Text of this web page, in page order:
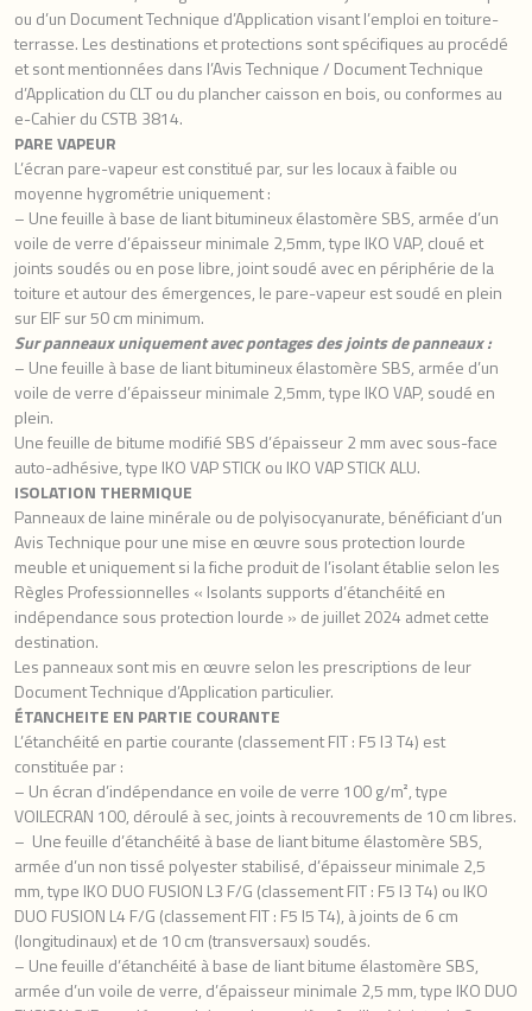
ou d’un Document Technique d’Application visant l’emploi en toiture-
terrasse. Les destinations et protections sont spécifiques au procédé
et sont mentionnées dans l’Avis Technique / Document Technique
d’Application du CLT ou du plancher caisson en bois, ou conformes au
e-Cahier du CSTB 3814.
PARE VAPEUR
L’écran pare-vapeur est constitué par, sur les locaux à faible ou
moyenne hygrométrie uniquement :
– Une feuille à base de liant bitumineux élastomère SBS, armée d’un
voile de verre d’épaisseur minimale 2,5mm, type IKO VAP, cloué et
joints soudés ou en pose libre, joint soudé avec en périphérie de la
toiture et autour des émergences, le pare-vapeur est soudé en plein
sur EIF sur 50 cm minimum.
Sur panneaux uniquement avec pontages des joints de panneaux :
– Une feuille à base de liant bitumineux élastomère SBS, armée d’un
voile de verre d’épaisseur minimale 2,5mm, type IKO VAP, soudé en
plein.
Une feuille de bitume modifié SBS d’épaisseur 2 mm avec sous-face
auto-adhésive, type IKO VAP STICK ou IKO VAP STICK ALU.
ISOLATION THERMIQUE
Panneaux de laine minérale ou de polyisocyanurate, bénéficiant d’un
Avis Technique pour une mise en œuvre sous protection lourde
meuble et uniquement si la fiche produit de l’isolant établie selon les
Règles Professionnelles « Isolants supports d’étanchéité en
indépendance sous protection lourde » de juillet 2024 admet cette
destination.
Les panneaux sont mis en œuvre selon les prescriptions de leur
Document Technique d’Application particulier.
ÉTANCHEITE EN PARTIE COURANTE
L’étanchéité en partie courante (classement FIT : F5 I3 T4) est
constituée par :
– Un écran d’indépendance en voile de verre 100 g/m², type
VOILECRAN 100, déroulé à sec, joints à recouvrements de 10 cm libres.
– Une feuille d’étanchéité à base de liant bitume élastomère SBS,
armée d’un non tissé polyester stabilisé, d’épaisseur minimale 2,5
mm, type IKO DUO FUSION L3 F/G (classement FIT : F5 I3 T4) ou IKO
DUO FUSION L4 F/G (classement FIT : F5 I5 T4), à joints de 6 cm
(longitudinaux) et de 10 cm (transversaux) soudés.
– Une feuille d’étanchéité à base de liant bitume élastomère SBS,
armée d’un voile de verre, d’épaisseur minimale 2,5 mm, type IKO DUO